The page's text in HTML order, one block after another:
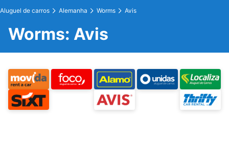
Aluguel de carros Alemanha Worms Avis
Worms: Avis